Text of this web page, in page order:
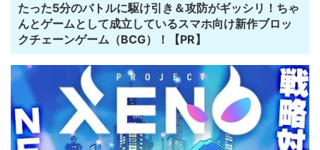
たった5分のバトルに駆け引き＆攻防がギッシリ！ちゃ
んとゲームとして成立しているスマホ向け新作ブロッ
クチェーンゲーム（BCG）！【PR】